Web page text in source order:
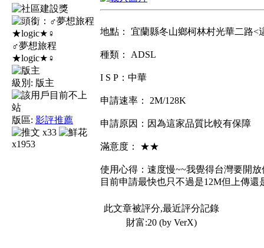
♂夢想旅程
★logic★♀
級別: 版主
版區: 影評推薦
x33
x1953
地點： 宜蘭縣冬山鄉柯林村光華二路<
種類： ADSL
I S P：中華
申請速率： 2M/128K
申請原因：因為這家品質比較有保障
滿意度： ★★
使用心得：速度慢~~我覺得台灣要開
目前申請最快也只不過是12M但上傳還
此文章被評分,最近評分記錄
財富:20 (by VerX)